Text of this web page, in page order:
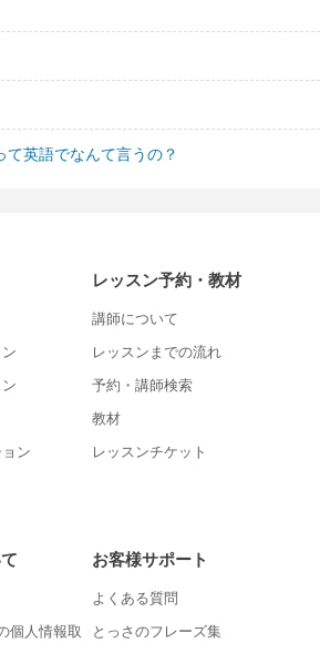
英語でなんて言うの？
ン
レッスン予約・教材
講師について
レッスンまでの流れ
予約・講師検索
教材
レッスンチケット
個人情報取
お客様サポート
よくある質問
とっさのフレーズ集